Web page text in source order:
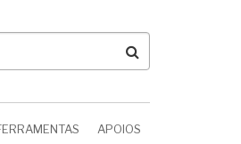
APOIOS